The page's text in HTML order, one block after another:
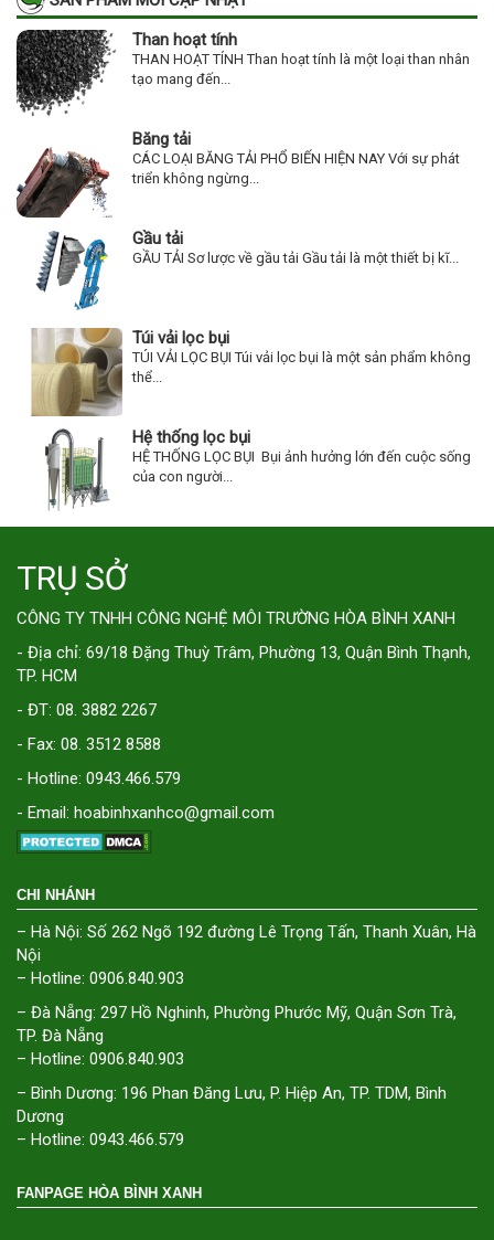
Than hoạt tính
THAN HOẠT TÍNH Than hoạt tính là một loại than nhân
tạo mang đến...
Băng tải
CÁC LOẠI BĂNG TẢI PHỔ BIẾN HIỆN NAY Với sự phát
triển không ngừng...
Gầu tải
GẦU TẢI Sơ lược về gầu tải Gầu tải là một thiết bị kĩ...
Túi vải lọc bụi
TÚI VẢI LỌC BỤI Túi vải lọc bụi là một sản phẩm không
thể...
Hệ thống lọc bụi
HỆ THỐNG LỌC BỤI Bụi ảnh hưởng lớn đến cuộc sống
của con người...
TRỤ SỞ
CÔNG TY TNHH CÔNG NGHỆ MÔI TRƯỜNG HÒA BÌNH XANH
- Địa chỉ: 69/18 Đặng Thuỳ Trâm, Phường 13, Quận Bình Thạnh,
TP. HCM
- ĐT: 08. 3882 2267
- Fax: 08. 3512 8588
- Hotline: 0943.466.579
- Email: hoabinhxanhco@gmail.com
CHI NHÁNH
– Hà Nội: Số 262 Ngõ 192 đường Lê Trọng Tấn, Thanh Xuân, Hà
Nội
– Hotline: 0906.840.903
– Đà Nẵng: 297 Hồ Nghinh, Phường Phước Mỹ, Quận Sơn Trà,
TP. Đà Nẵng
– Hotline: 0906.840.903
– Bình Dương: 196 Phan Đăng Lưu, P. Hiệp An, TP. TDM, Bình
Dương
– Hotline: 0943.466.579
FANPAGE HÒA BÌNH XANH